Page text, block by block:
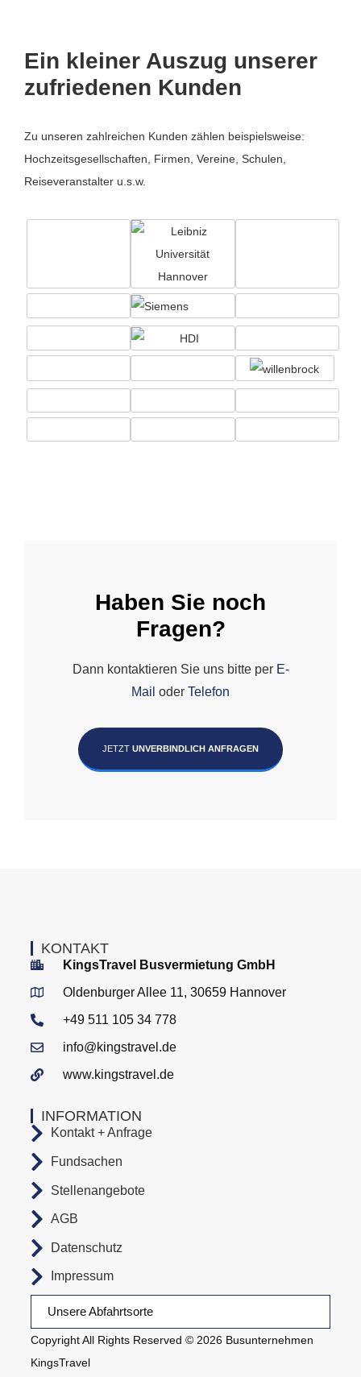
Ein kleiner Auszug unserer
zufriedenen Kunden
Zu unseren zahlreichen Kunden zählen beispielsweise:
Hochzeitsgesellschaften, Firmen, Vereine, Schulen,
Reiseveranstalter u.s.w.
Haben Sie noch
Fragen?
Dann kontaktieren Sie uns bitte per E-
Mail oder Telefon
JETZT UNVERBINDLICH ANFRAGEN
Copyright All Rights Reserved © 2026 Busunternehmen
KingsTravel
Unsere Abfahrtsorte
INFORMATION
Kontakt + Anfrage
Fundsachen
Stellenangebote
AGB
Datenschutz
Impressum
KONTAKT
KingsTravel Busvermietung GmbH
Oldenburger Allee 11, 30659 Hannover
+49 511 105 34 778
info@kingstravel.de
www.kingstravel.de